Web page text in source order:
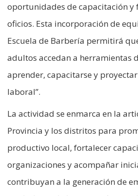
oportunidades de capacitación y
oficios. Esta incorporación de
Escuela de Barbería permitirá
adultos accedan a herramientas
aprender, capacitarse y
laboral”.
La actividad se enmarca en la
Provincia y los distritos para
productivo local, fortalecer
organizaciones y acompañar
contribuyan a la generación de